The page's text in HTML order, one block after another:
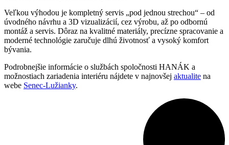
Veľkou výhodou je kompletný servis „pod jednou strechou“ – od
úvodného návrhu a 3D vizualizácií, cez výrobu, až po odbornú
montáž a servis. Dôraz na kvalitné materiály, precízne spracovanie a
moderné technológie zaručuje dlhú životnosť a vysoký komfort
bývania.
Podrobnejšie informácie o službách spoločnosti HANÁK a
možnostiach zariadenia interiéru nájdete v najnovšej aktualite na
webe Senec-Lužianky.